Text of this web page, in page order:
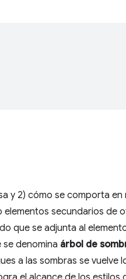
y 2) cómo se comporta en
elementos secundarios de
que se adjunta al
denomina árbol de
a las sombras se vuelve